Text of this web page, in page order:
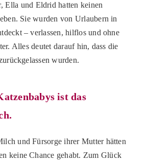
,Ella und Eldrid hatten keinen
Sie wurden von Urlaubern in
– verlassen, hilflos und ohne
Alles deutet darauf hin, dass die
wurden.
ist das
und Fürsorge ihrer Mutter hätten
keine Chance gehabt. Zum Glück